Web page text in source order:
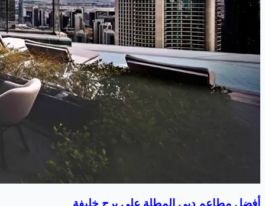
أفضل مطاعم دبي المطلة على برج خليفة